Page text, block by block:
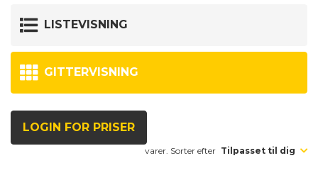
LISTEVISNING
GITTERVISNING
LOGIN FOR PRISER
varer. Sorter efter Tilpasset til dig